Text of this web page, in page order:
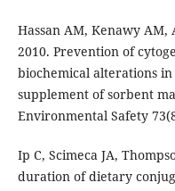
Hassan AM, Kenawy AM,
2010. Prevention of
biochemical alterations
supplement of sorbent
Environmental Safety
Ip C, Scimeca JA,
duration of dietary